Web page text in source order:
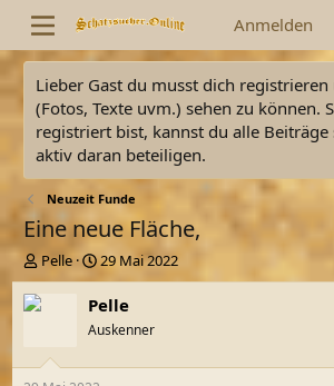
Anmelden
Lieber Gast du musst dich
(Fotos, Texte uvm.) sehen zu können.
registriert bist, kannst du alle Beiträge
aktiv daran beteiligen.
Neuzeit Funde
Eine neue Fläche,
E
r
s
l
Pelle
E
r
s
e
29 Mai 2022
Pelle
Auskenner